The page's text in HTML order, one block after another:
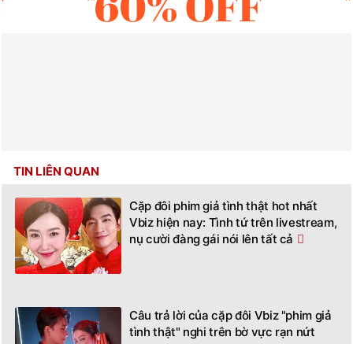
TIN LIÊN QUAN
Cặp đôi phim giả tình thật hot nhất
Vbiz hiện nay: Tình tứ trên livestream,
nụ cười đàng gái nói lên tất cả
Câu trả lời của cặp đôi Vbiz "phim giả
tình thật" nghi trên bờ vực rạn nứt